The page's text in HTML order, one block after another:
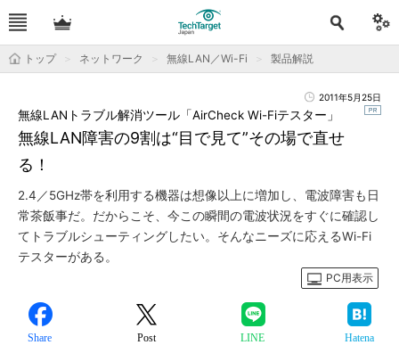
トップ ネットワーク 無線LAN／Wi-Fi 製品解説
2011年5月25日
無線LAN障害の9割は“目で見て”その場で直せ
る！
無線LANトラブル解消ツール「AirCheck Wi-Fiテスター」
2.4／5GHz帯を利用する機器は想像以上に増加し、電波障害も日
常茶飯事だ。だからこそ、今この瞬間の電波状況をすぐに確認し
てトラブルシューティングしたい。そんなニーズに応えるWi-Fi
テスターがある。
PC用表示
Share Post LINE Hatena